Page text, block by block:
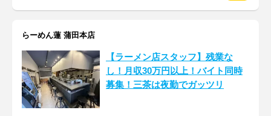
らーめん蓮 蒲田本店
【ラーメン店スタッフ】残業な
し！月収30万円以上！バイト同時
募集！三茶は夜勤でガッツリ